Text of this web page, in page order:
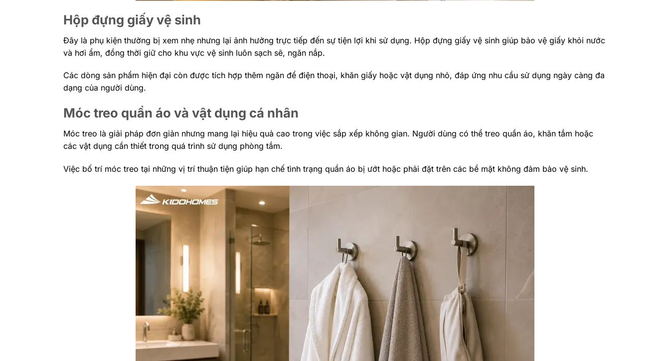
Hộp đựng giấy vệ sinh
Đây là phụ kiện thường bị xem nhẹ nhưng lại ảnh hưởng trực tiếp đến sự tiện lợi khi sử dụng. Hộp đựng giấy vệ sinh giúp bảo vệ giấy khỏi nước
và hơi ẩm, đồng thời giữ cho khu vực vệ sinh luôn sạch sẽ, ngăn nắp.
Các dòng sản phẩm hiện đại còn được tích hợp thêm ngăn để điện thoại, khăn giấy hoặc vật dụng nhỏ, đáp ứng nhu cầu sử dụng ngày càng đa
dạng của người dùng.
Móc treo quần áo và vật dụng cá nhân
Móc treo là giải pháp đơn giản nhưng mang lại hiệu quả cao trong việc sắp xếp không gian. Người dùng có thể treo quần áo, khăn tắm hoặc
các vật dụng cần thiết trong quá trình sử dụng phòng tắm.
Việc bố trí móc treo tại những vị trí thuận tiện giúp hạn chế tình trạng quần áo bị ướt hoặc phải đặt trên các bề mặt không đảm bảo vệ sinh.